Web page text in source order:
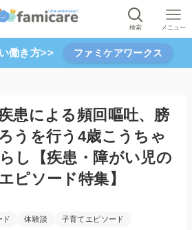
検索 メニュー
働き方>> ファミケアワークス
患による頻回嘔吐、膀
うを行う4歳こうちゃ
し【疾患・障がい児の
ピソード特集】
ド
体験談
子育てエピソード